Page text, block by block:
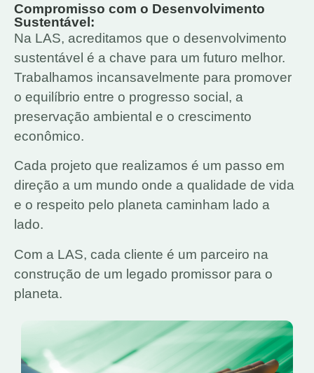
Compromisso com o Desenvolvimento
Sustentável:
Na LAS, acreditamos que o desenvolvimento
sustentável é a chave para um futuro melhor.
Trabalhamos incansavelmente para promover
o equilíbrio entre o progresso social, a
preservação ambiental e o crescimento
econômico.
Cada projeto que realizamos é um passo em
direção a um mundo onde a qualidade de vida
e o respeito pelo planeta caminham lado a
lado.
Com a LAS, cada cliente é um parceiro na
construção de um legado promissor para o
planeta.